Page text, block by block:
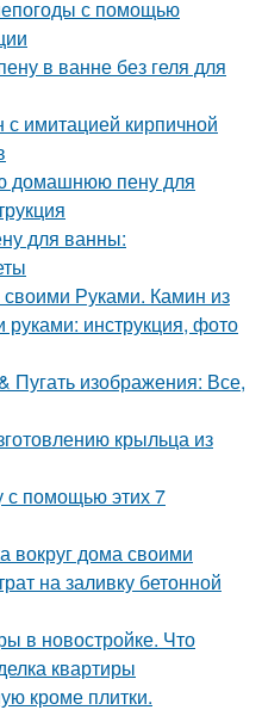
с помощью
в ванне без геля для
имитацией кирпичной
домашнюю пену для
для ванны:
Руками. Камин из
инструкция, фото
Пугать изображения: Все,
крыльца из
с помощью этих 7
дома своими
на заливку бетонной
в новостройке. Что
квартиры
кроме плитки.